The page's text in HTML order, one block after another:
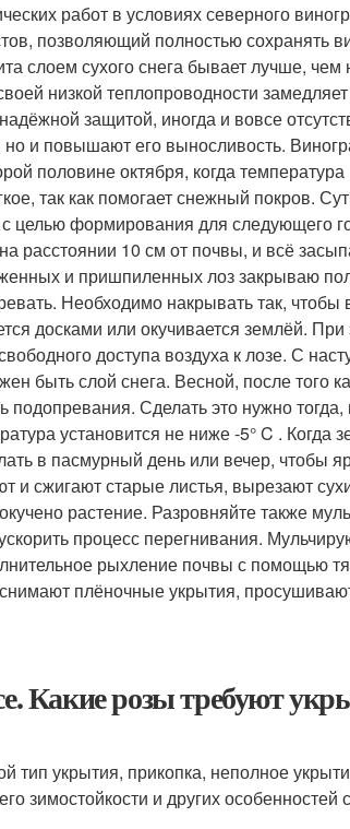
работ в условиях северного
позволяющий полностью сохранять
слоем сухого снега бывает лучше, чем
низкой теплопроводности
защитой, иногда и вовсе
но и повышают его выносливость.
половине октября, когда температура
так как помогает снежный покров.
целью формирования для следующего
расстоянии 10 см от почвы, и всё
и пришпиленных лоз закрываю
Необходимо накрывать так, чтобы
досками или окучивается землёй.
доступа воздуха к лозе. С
быть слой снега. Весной, после того
Сделать это нужно тогда,
установится не ниже -5° C . Когда
в пасмурный день или вечер, чтобы
и сжигают старые листья, вырезают
растение. Разровняйте также
процесс перегнивания.
рыхление почвы с помощью
плёночные укрытия,
Какие розы требуют
тип укрытия, прикопка, неполное
зимостойкости и других особенностей